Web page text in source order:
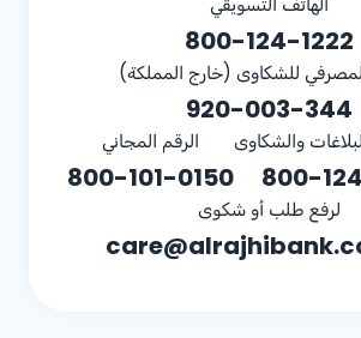
800-124-1222
للشكاوى (خارج المملكة)
920-003-344
والشكاوى
800-
الرقم المجاني
800-101-0150
لرفع طلب أو شكوى